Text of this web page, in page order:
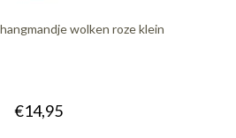
wolken roze klein
€14,95